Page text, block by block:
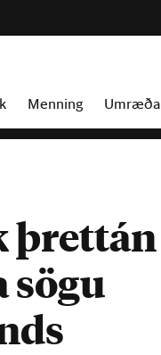
Menning Umræða
þrettán